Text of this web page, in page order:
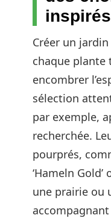
inspirés
Créer un
chaque plante
encombrer
sélection
par exemple,
recherchée.
pourprés,
‘Hameln Gold’
une prairie ou